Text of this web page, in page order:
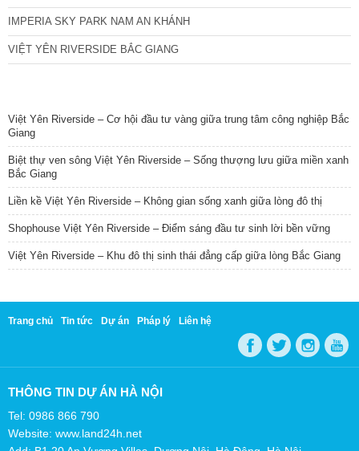
IMPERIA SKY PARK NAM AN KHÁNH
VIỆT YÊN RIVERSIDE BẮC GIANG
Việt Yên Riverside – Cơ hội đầu tư vàng giữa trung tâm công nghiệp Bắc
Giang
Biệt thự ven sông Việt Yên Riverside – Sống thượng lưu giữa miền xanh
Bắc Giang
Liền kề Việt Yên Riverside – Không gian sống xanh giữa lòng đô thị
Shophouse Việt Yên Riverside – Điểm sáng đầu tư sinh lời bền vững
Việt Yên Riverside – Khu đô thị sinh thái đẳng cấp giữa lòng Bắc Giang
Trang chủ Tin tức Dự án Pháp lý Liên hệ
THÔNG TIN DỰ ÁN HÀ NỘI
Tel: 0986 866 790
Website: www.land24h.net